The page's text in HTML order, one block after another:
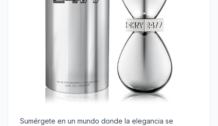
Sumérgete en un mundo donde la elegancia se